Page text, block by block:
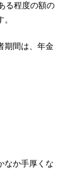
る程度の額の
期間は、年金
なか手厚くな